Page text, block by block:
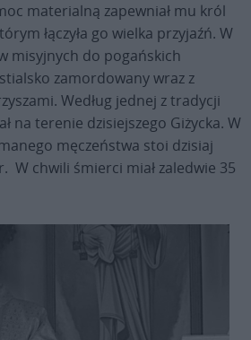
materialną zapewniał mu król
łączyła go wielka przyjaźń. W
misyjnych do pogańskich
zamordowany wraz z
Według jednej z tradycji
na terenie dzisiejszego Giżycka. W
męczeństwa stoi dzisiaj
W chwili śmierci miał zaledwie 35